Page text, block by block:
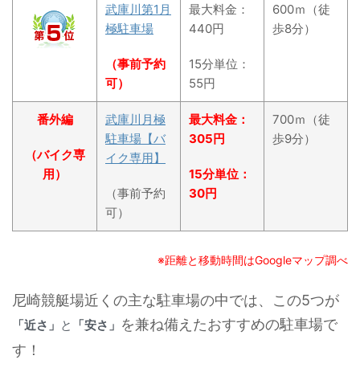
武庫川第1月
極駐車場
（事前予約
可）
最大料金：
440円
15分単位：
55円
600ｍ（徒
歩8分）
番外編
（バイク専
用）
武庫川月極
駐車場【バ
イク専用】
（事前予約
可）
最大料金：
305円
15分単位：
30円
700ｍ（徒
歩9分）
※距離と移動時間はGoogleマップ調べ
尼崎競艇場近くの主な駐車場の中では、この5つが
「近さ」 と 「安さ」 を兼ね備えたおすすめの駐車場で
す！